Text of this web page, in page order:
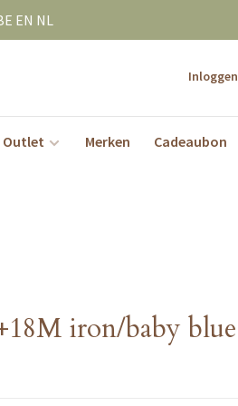
EN NL
Outlet Merken Cadeaubon
iron/baby blue